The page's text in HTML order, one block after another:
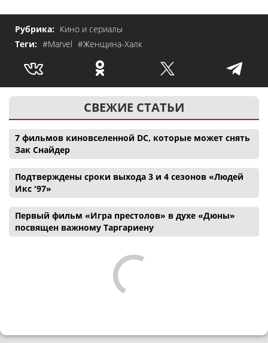
Рубрика: Кино и сериалы
Теги: #Marvel #Женщина-Халк
СВЕЖИЕ СТАТЬИ
7 фильмов киновселенной DC, которые может снять
Зак Снайдер
Подтверждены сроки выхода 3 и 4 сезонов «Людей
Икс '97»
Первый фильм «Игра престолов» в духе «Дюны»
посвящен важному Таргариену